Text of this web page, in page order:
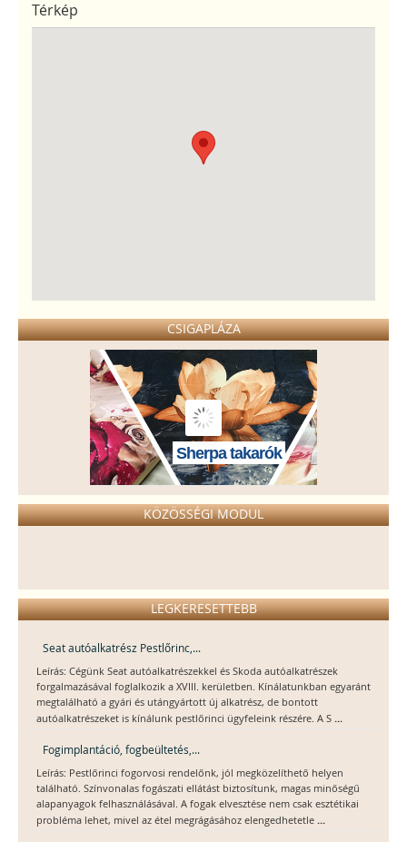
Térkép
CSIGAPLÁZA
Sherpa takarók
KÖZÖSSÉGI MODUL
LEGKERESETTEBB
Seat autóalkatrész Pestlőrinc,...
Leírás: Cégünk Seat autóalkatrészekkel és Skoda autóalkatrészek
forgalmazásával foglalkozik a XVIII. kerületben. Kínálatunkban egyaránt
megtalálható a gyári és utángyártott új alkatrész, de bontott
autóalkatrészeket is kínálunk pestlőrinci ügyfeleink részére. A S ...
Fogimplantáció, fogbeültetés,...
Leírás: Pestlőrinci fogorvosi rendelőnk, jól megközelíthető helyen
található. Színvonalas fogászati ellátást biztosítunk, magas minőségű
alapanyagok felhasználásával. A fogak elvesztése nem csak esztétikai
probléma lehet, mivel az étel megrágásához elengedhetetle ...